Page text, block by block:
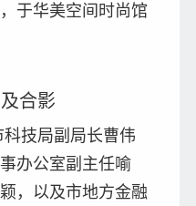
于华美空间时尚馆
合影
技局副局长曹伟
办公室副主任喻
，以及市地方金融